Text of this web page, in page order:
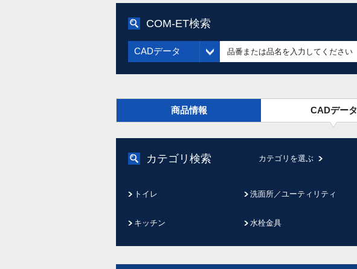
COM-ET検索
CADデータ
商品情報 CADデータ
カテゴリ検索 カテゴリを選ぶ
トイレ 洗面所／ユーティリティ
キッチン 水栓金具